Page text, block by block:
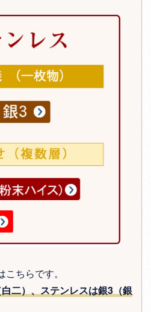
ちらです。
二）、ステンレスは銀3（銀